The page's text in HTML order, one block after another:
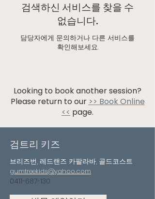
검색하신 서비스를 찾을 수
없습니다.
담당자에게 문의하거나 다른 서비스를
확인해보세요.
Looking to book another session?
Please return to our >> Book Online
<< page.
검트리 키즈
브리즈번, 레드랜즈 카팔라바, 골드코스트
gumtreekids@yahoo.com
0411-687-130